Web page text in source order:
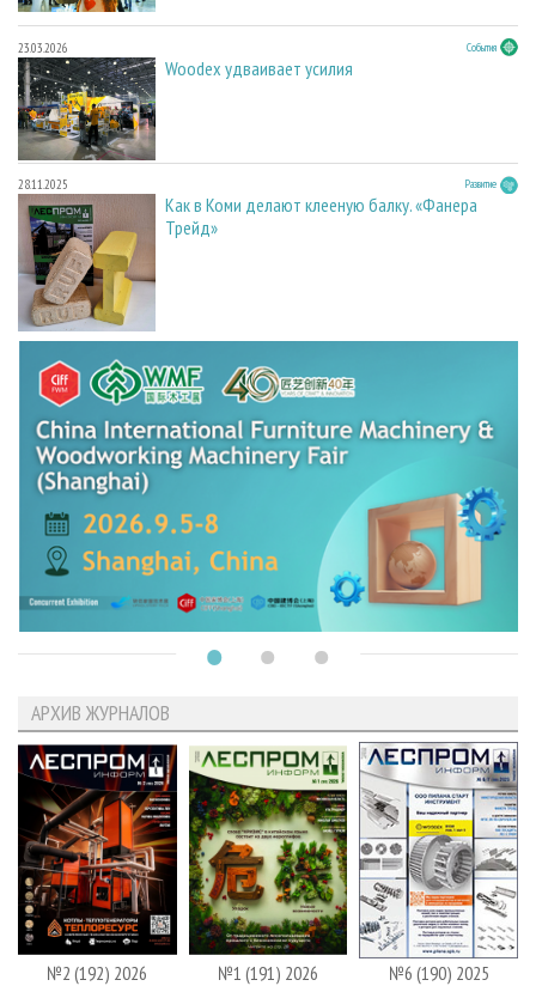
23.03.2026 События
Woodex удваивает усилия
28.11.2025 Развитие
Как в Коми делают клееную балку. «Фанера
Трейд»
АРХИВ ЖУРНАЛОВ
№2 (192) 2026 №1 (191) 2026 №6 (190) 2025